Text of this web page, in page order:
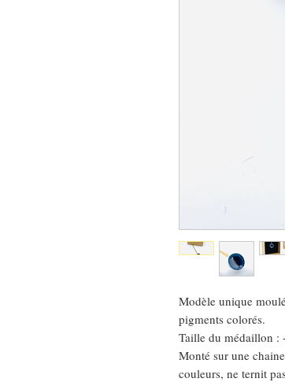
Modèle unique
pigments colorés.
Taille du médaillon :
Monté sur une
couleurs, ne ternit